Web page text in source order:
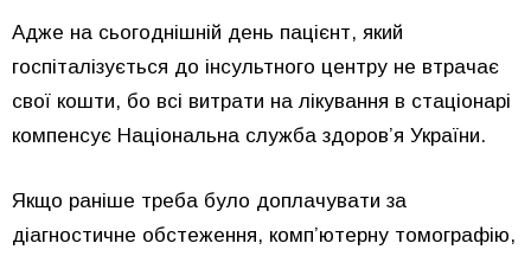
Адже на сьогоднішній день пацієнт, який
госпіталізується до інсультного центру не втрачає
свої кошти, бо всі витрати на лікування в стаціонарі
компенсує Національна служба здоров’я України.
Якщо раніше треба було доплачувати за
діагностичне обстеження, комп’ютерну томографію,